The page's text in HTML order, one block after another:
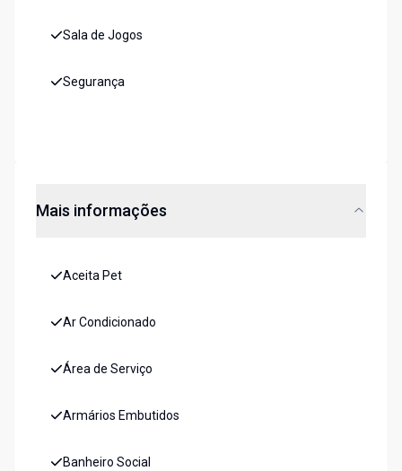
Sala de Jogos
Segurança
Mais informações
Aceita Pet
Ar Condicionado
Área de Serviço
Armários Embutidos
Banheiro Social